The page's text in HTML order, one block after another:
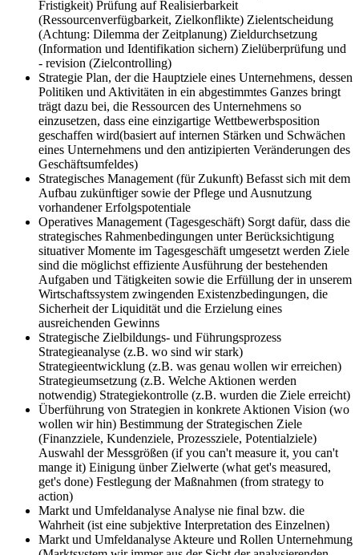
Fristigkeit) Prüfung auf Realisierbarkeit
(Ressourcenverfügbarkeit, Zielkonflikte) Zielentscheidung
(Achtung: Dilemma der Zeitplanung) Zieldurchsetzung
(Information und Identifikation sichern) Zielüberprüfung und
- revision (Zielcontrolling)
Strategie Plan, der die Hauptziele eines Unternehmens, dessen
Politiken und Aktivitäten in ein abgestimmtes Ganzes bringt
trägt dazu bei, die Ressourcen des Unternehmens so
einzusetzen, dass eine einzigartige Wettbewerbsposition
geschaffen wird(basiert auf internen Stärken und Schwächen
eines Unternehmens und den antizipierten Veränderungen des
Geschäftsumfeldes)
Strategisches Management (für Zukunft) Befasst sich mit dem
Aufbau zukünftiger sowie der Pflege und Ausnutzung
vorhandener Erfolgspotentiale
Operatives Management (Tagesgeschäft) Sorgt dafür, dass die
strategisches Rahmenbedingungen unter Berücksichtigung
situativer Momente im Tagesgeschäft umgesetzt werden Ziele
sind die möglichst effiziente Ausführung der bestehenden
Aufgaben und Tätigkeiten sowie die Erfüllung der in unserem
Wirtschaftssystem zwingenden Existenzbedingungen, die
Sicherheit der Liquidität und die Erzielung eines
ausreichenden Gewinns
Strategische Zielbildungs- und Führungsprozess
Strategieanalyse (z.B. wo sind wir stark)
Strategieentwicklung (z.B. was genau wollen wir erreichen)
Strategieumsetzung (z.B. Welche Aktionen werden
notwendig) Strategiekontrolle (z.B. wurden die Ziele erreicht)
Überführung von Strategien in konkrete Aktionen Vision (wo
wollen wir hin) Bestimmung der Strategischen Ziele
(Finanzziele, Kundenziele, Prozessziele, Potentialziele)
Auswahl der Messgrößen (if you can't measure it, you can't
mange it) Einigung ünber Zielwerte (what get's measured,
get's done) Festlegung der Maßnahmen (from strategy to
action)
Markt und Umfeldanalyse Analyse nie final bzw. die
Wahrheit (ist eine subjektive Interpretation des Einzelnen)
Markt und Umfeldanalyse Akteure und Rollen Unternehmung